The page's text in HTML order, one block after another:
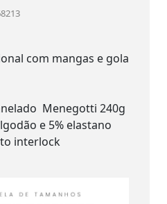
com mangas e gola
Menegotti 240g
e 5% elastano
interlock